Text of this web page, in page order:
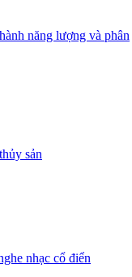
năng lượng và phân
sản
nhạc cổ điển